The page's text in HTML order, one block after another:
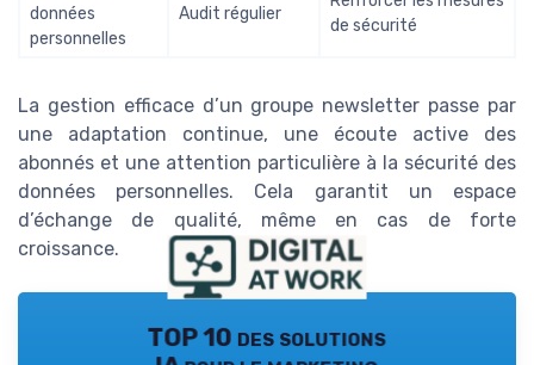
données
personnelles
Audit régulier
de sécurité
La gestion efficace d’un groupe newsletter passe par
une adaptation continue, une écoute active des
abonnés et une attention particulière à la sécurité des
données personnelles. Cela garantit un espace
d’échange de qualité, même en cas de forte
croissance.
TOP 10 des solutions